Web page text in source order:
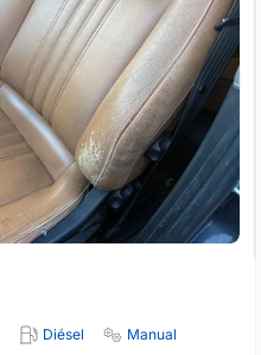
Diésel
Manual